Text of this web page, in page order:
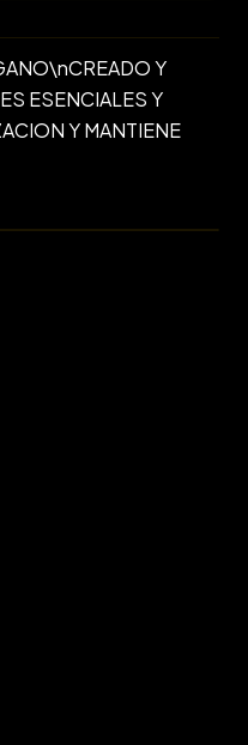
Y
ESENCIALES Y
Y MANTIENE